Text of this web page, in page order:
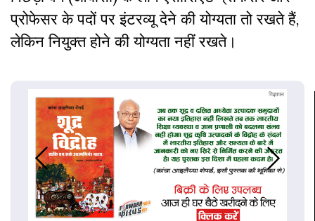
प्रोफेसर के पदों पर इंटरव्यू देने की योग्यता तो रखते हैं,
लेकिन नियुक्त होने की योग्यता नहीं रखते।